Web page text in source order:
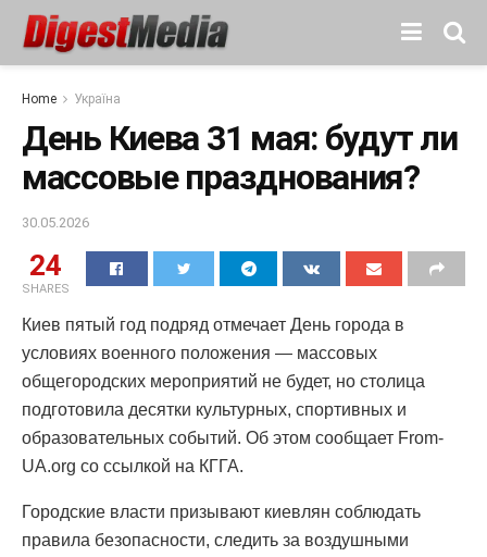
Home Україна
День Киева 31 мая: будут ли
массовые празднования?
30.05.2026
24
SHARES
Киев пятый год подряд отмечает День города в
условиях военного положения — массовых
общегородских мероприятий не будет, но столица
подготовила десятки культурных, спортивных и
образовательных событий. Об этом сообщает From-
UA.org со ссылкой на КГГА.
Городские власти призывают киевлян соблюдать
правила безопасности, следить за воздушными